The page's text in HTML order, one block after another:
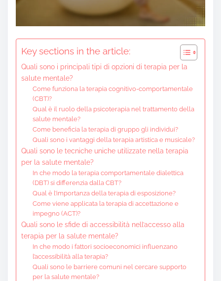
Key sections in the article:
Quali sono i principali tipi di opzioni di terapia per la
salute mentale?
Come funziona la terapia cognitivo-comportamentale
(CBT)?
Qual è il ruolo della psicoterapia nel trattamento della
salute mentale?
Come beneficia la terapia di gruppo gli individui?
Quali sono i vantaggi della terapia artistica e musicale?
Quali sono le tecniche uniche utilizzate nella terapia
per la salute mentale?
In che modo la terapia comportamentale dialettica
(DBT) si differenzia dalla CBT?
Qual è l’importanza della terapia di esposizione?
Come viene applicata la terapia di accettazione e
impegno (ACT)?
Quali sono le sfide di accessibilità nell’accesso alla
terapia per la salute mentale?
In che modo i fattori socioeconomici influenzano
l’accessibilità alla terapia?
Quali sono le barriere comuni nel cercare supporto
per la salute mentale?